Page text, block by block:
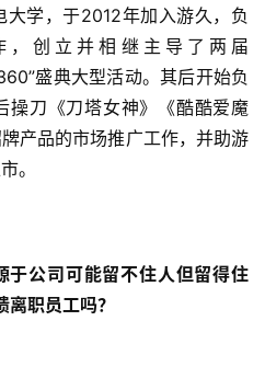
学，于2012年加入游久，负
，创立并相继主导了两届
盛典大型活动。其后开始负
操刀《刀塔女神》《酷酷爱魔
产品的市场推广工作，并助游
。
于公司可能留不住人但留得住
职员工吗？